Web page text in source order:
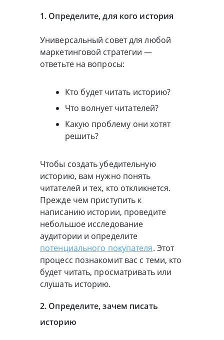
1. Определите, для кого история
Универсальный совет для любой
маркетинговой стратегии —
ответьте на вопросы:
Кто будет читать историю?
Что волнует читателей?
Какую проблему они хотят
решить?
Чтобы создать убедительную
историю, вам нужно понять
читателей и тех, кто откликнется.
Прежде чем приступить к
написанию истории, проведите
небольшое исследование
аудитории и определите
потенциального покупателя. Этот
процесс познакомит вас с теми, кто
будет читать, просматривать или
слушать историю.
2. Определите, зачем писать
историю